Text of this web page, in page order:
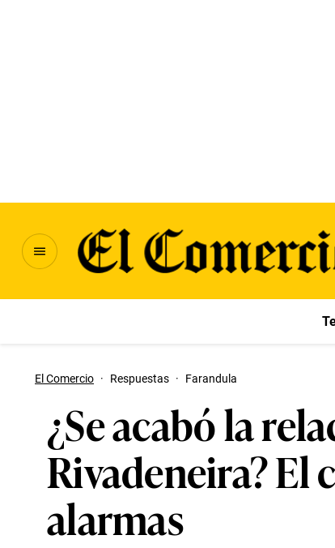
El Comercio · Respuestas · Farandula
¿Se acabó la
Rivadeneira? El
alarmas